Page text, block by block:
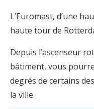
L’Euromast, d’une
haute tour de
Depuis l’ascenseur
bâtiment, vous
degrés de certains
la ville.